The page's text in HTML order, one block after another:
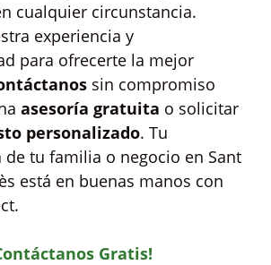
cualquier circunstancia.
experiencia y
para ofrecerte la mejor
sin compromiso
asesoría gratuita o solicitar
personalizado. Tu
de tu familia o negocio en Sant
está en buenas manos con
Gratis!